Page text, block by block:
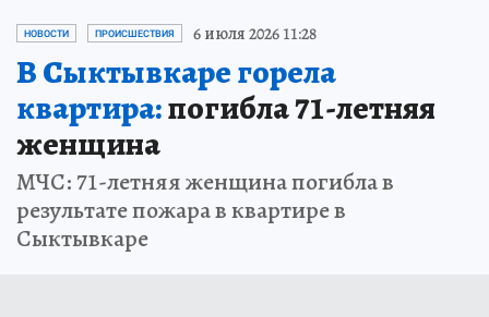
НОВОСТИ ПРОИСШЕСТВИЯ 6 июля 2026 11:28
В Сыктывкаре горела
квартира:погибла 71-летняя
женщина
МЧС: 71-летняя женщина погибла в
результате пожара в квартире в
Сыктывкаре